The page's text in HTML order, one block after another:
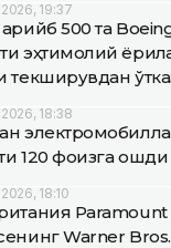
19:37
500 та
эҳтимолий
текширувдан
18:38
120 фоизга ошди
18:10
Paramount
Warner Bros.